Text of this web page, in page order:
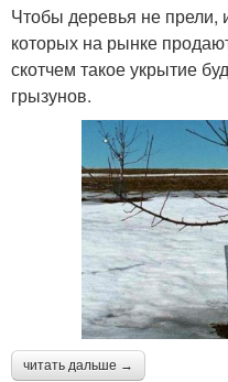
Чтобы деревья не
которых на рынке
скотчем такое укрытие
грызунов.
читать дальше →